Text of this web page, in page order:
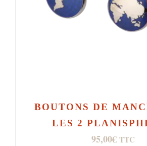
BOUTONS DE
LES 2
95,00€ TTC